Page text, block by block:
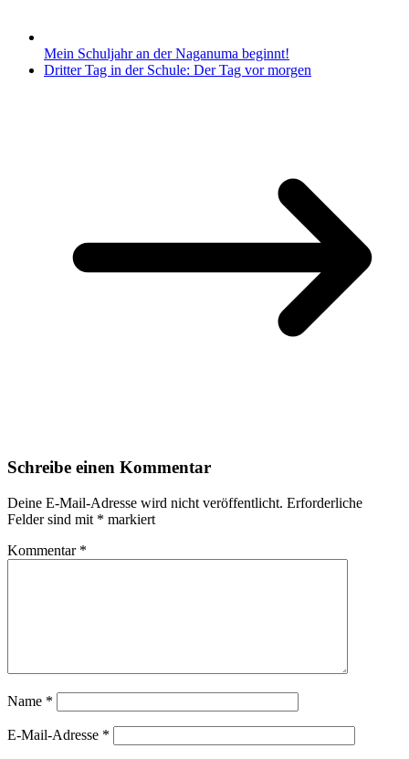
Mein Schuljahr an der Naganuma beginnt!
Dritter Tag in der Schule: Der Tag vor morgen
Schreibe einen Kommentar
Deine E-Mail-Adresse wird nicht veröffentlicht. Erforderliche
Felder sind mit * markiert
Kommentar *
Name *
E-Mail-Adresse *